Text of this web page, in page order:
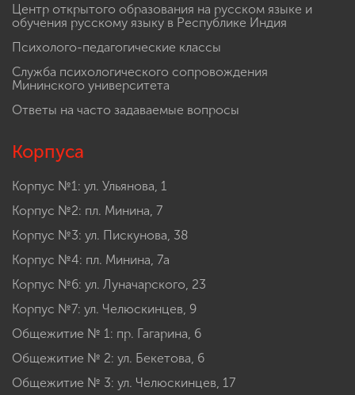
Центр открытого образования на русском языке и
обучения русскому языку в Республике Индия
Психолого-педагогические классы
Служба психологического сопровождения
Мининского университета
Ответы на часто задаваемые вопросы
Корпуса
Корпус №1: ул. Ульянова, 1
Корпус №2: пл. Минина, 7
Корпус №3: ул. Пискунова, 38
Корпус №4: пл. Минина, 7а
Корпус №6: ул. Луначарского, 23
Корпус №7: ул. Челюскинцев, 9
Общежитие № 1: пр. Гагарина, 6
Общежитие № 2: ул. Бекетова, 6
Общежитие № 3: ул. Челюскинцев, 17